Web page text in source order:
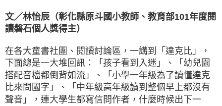
文／林怡辰（彰化縣原斗國小教師、教育部101年度閱
讀磐石個人獎得主）
在各大童書社團、閱讀討論區，一講到「達克比」，
下面總是一大堆回訊：「孩子看到入迷」、「幼兒園
搭配音檔都倒背如流」、「小學一年級為了讀懂達克
比來問國字」、「中年級高年級讀到整個早上都沒有
聲音」，連大學生都寫信問作者，什麼時候出下一